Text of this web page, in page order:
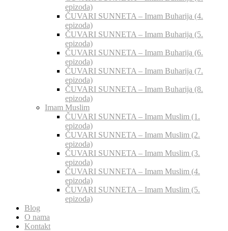
epizoda)
ČUVARI SUNNETA – Imam Buharija (4.
epizoda)
ČUVARI SUNNETA – Imam Buharija (5.
epizoda)
ČUVARI SUNNETA – Imam Buharija (6.
epizoda)
ČUVARI SUNNETA – Imam Buharija (7.
epizoda)
ČUVARI SUNNETA – Imam Buharija (8.
epizoda)
Imam Muslim
ČUVARI SUNNETA – Imam Muslim (1.
epizoda)
ČUVARI SUNNETA – Imam Muslim (2.
epizoda)
ČUVARI SUNNETA – Imam Muslim (3.
epizoda)
ČUVARI SUNNETA – Imam Muslim (4.
epizoda)
ČUVARI SUNNETA – Imam Muslim (5.
epizoda)
Blog
O nama
Kontakt